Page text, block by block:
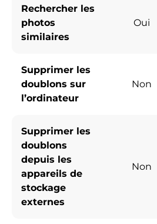
Rechercher les
photos
similaires
Oui
Supprimer les
doublons sur
l’ordinateur
Non
Supprimer les
doublons
depuis les
appareils de
stockage
externes
Non